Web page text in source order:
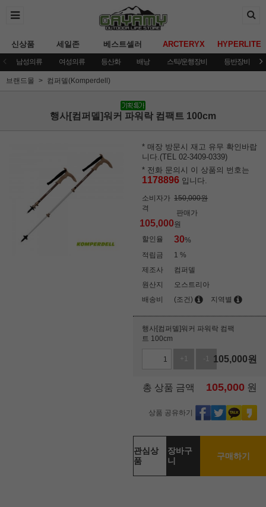
신상품 세일존 베스트셀러 ARCTERYX HYPERLITE
남성의류 여성의류 등산화 배낭 스틱/운행장비 등반장비
브랜드몰 컴퍼델(Komperdell)
행사[컴퍼델]워커 파워락 컴팩트 100cm
* 매장 방문시 재고 유무 확인바랍
니다.(TEL 02-3409-0339)
* 전화 문의시 이 상품의 번호는
1178896 입니다.
소비자가
격
150,000원
판매가
105,000원
할인율
30%
적립금
1 %
제조사
컴퍼델
원산지
오스트리아
배송비
(조건) 지역별
행사[컴퍼델]워커 파워락 컴팩
트 100cm
+1 -1 105,000원
총 상품 금액 105,000 원
상품 공유하기
관심상
품
장바구
니
구매하기